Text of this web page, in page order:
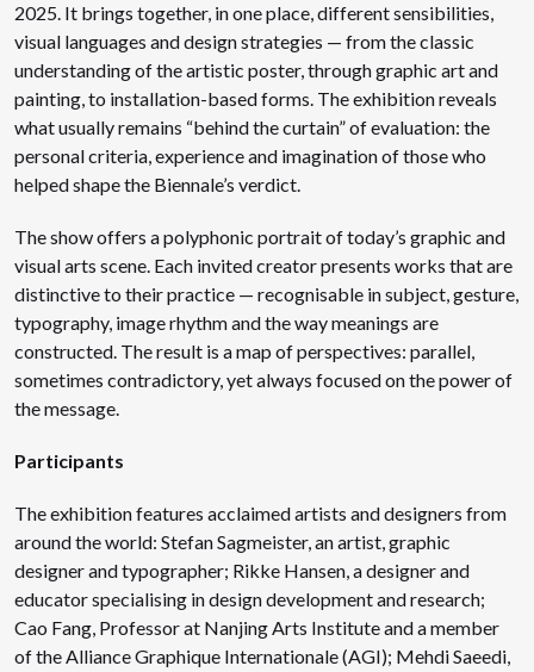
2025. It brings together, in one place, different sensibilities,
visual languages and design strategies — from the classic
understanding of the artistic poster, through graphic art and
painting, to installation-based forms. The exhibition reveals
what usually remains “behind the curtain” of evaluation: the
personal criteria, experience and imagination of those who
helped shape the Biennale’s verdict.
The show offers a polyphonic portrait of today’s graphic and
visual arts scene. Each invited creator presents works that are
distinctive to their practice — recognisable in subject, gesture,
typography, image rhythm and the way meanings are
constructed. The result is a map of perspectives: parallel,
sometimes contradictory, yet always focused on the power of
the message.
Participants
The exhibition features acclaimed artists and designers from
around the world: Stefan Sagmeister, an artist, graphic
designer and typographer; Rikke Hansen, a designer and
educator specialising in design development and research;
Cao Fang, Professor at Nanjing Arts Institute and a member
of the Alliance Graphique Internationale (AGI); Mehdi Saeedi,